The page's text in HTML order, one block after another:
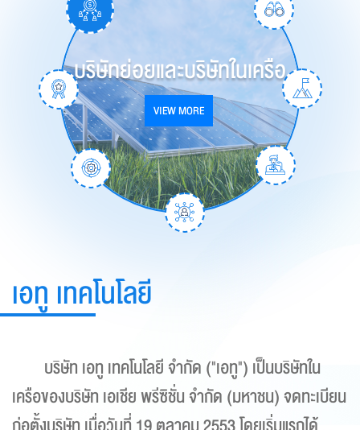
ภาพรวมธุรกิจ
VIEW MORE
วิสัยทัศน์และพันธกิจ
VIEW MORE
เหตุการณ์สำคัญ
VIEW MORE
สารจากประธานกรรมการ
บริษัท
VIEW MORE
ผังโครงสร้างองค์กร
VIEW MORE
โครงสร้างการจัดการ
VIEW MORE
รางวัลและใบรับรอง
VIEW MORE
บริษัทย่อยและบริษัทในเครือ
VIEW MORE
เอทู เทคโนโลยี
บริษัท เอทู เทคโนโลยี จำกัด ("เอทู") เป็นบริษัทใน
เครือของบริษัท เอเชีย พรีซิชั่น จำกัด (มหาชน) จดทะเบียน
remove ปกติ add
การปรับแต่งสี
dark_mode
มืด
nightlight
เหลือง
filter_b_and_w